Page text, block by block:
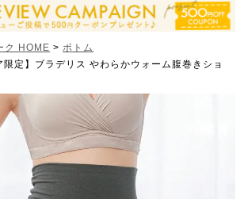
ク HOME
ボトム
限定】ブラデリス やわらかウォーム腹巻きショ